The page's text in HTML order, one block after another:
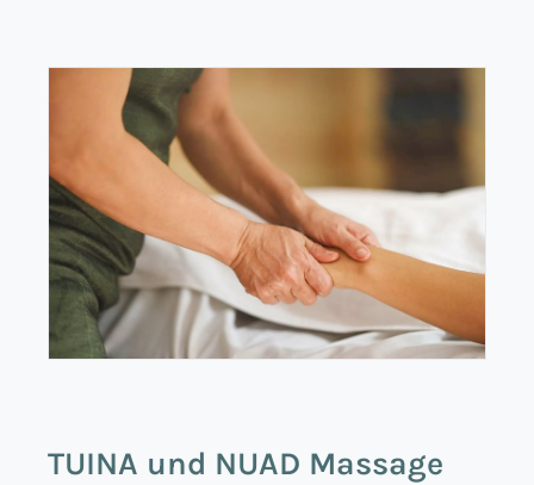
TUINA und NUAD Massage